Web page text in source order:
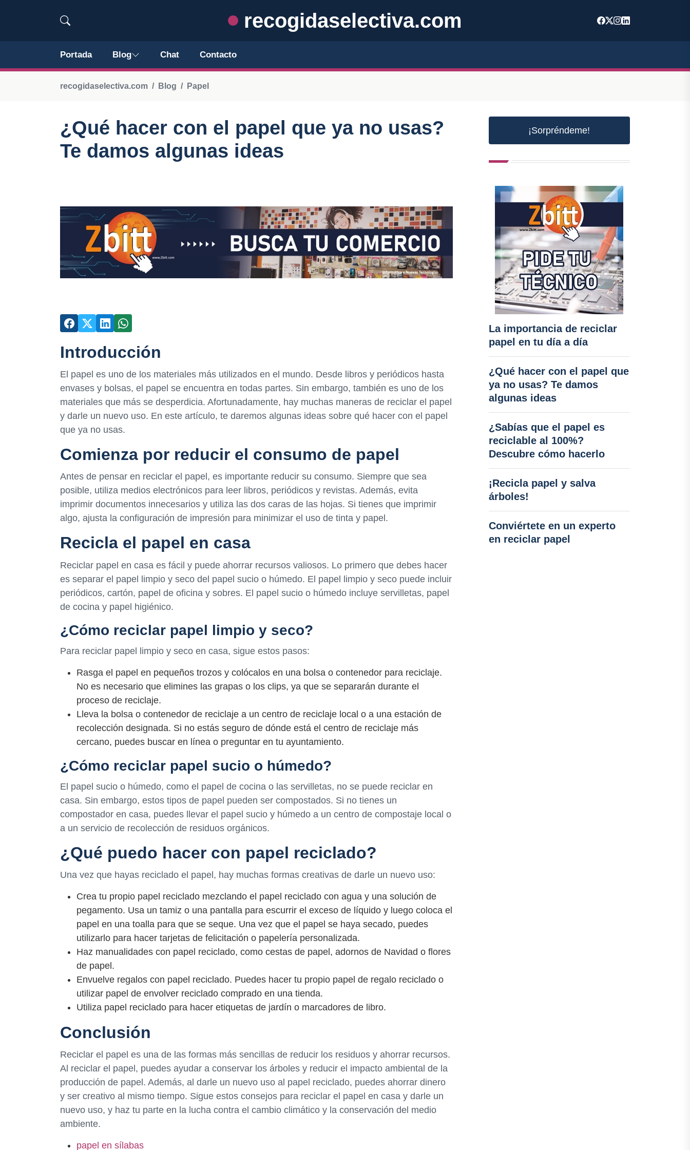
recogidaselectiva.com
Portada Blog Chat Contacto
recogidaselectiva.com Blog Papel
¿Qué hacer con el papel que ya no usas?
Te damos algunas ideas
Introducción
El papel es uno de los materiales más utilizados en el mundo. Desde libros y periódicos hasta
envases y bolsas, el papel se encuentra en todas partes. Sin embargo, también es uno de los
materiales que más se desperdicia. Afortunadamente, hay muchas maneras de reciclar el papel
y darle un nuevo uso. En este artículo, te daremos algunas ideas sobre qué hacer con el papel
que ya no usas.
Comienza por reducir el consumo de papel
Antes de pensar en reciclar el papel, es importante reducir su consumo. Siempre que sea
posible, utiliza medios electrónicos para leer libros, periódicos y revistas. Además, evita
imprimir documentos innecesarios y utiliza las dos caras de las hojas. Si tienes que imprimir
algo, ajusta la configuración de impresión para minimizar el uso de tinta y papel.
Recicla el papel en casa
Reciclar papel en casa es fácil y puede ahorrar recursos valiosos. Lo primero que debes hacer
es separar el papel limpio y seco del papel sucio o húmedo. El papel limpio y seco puede incluir
periódicos, cartón, papel de oficina y sobres. El papel sucio o húmedo incluye servilletas, papel
de cocina y papel higiénico.
¿Cómo reciclar papel limpio y seco?
Para reciclar papel limpio y seco en casa, sigue estos pasos:
Rasga el papel en pequeños trozos y colócalos en una bolsa o contenedor para reciclaje.
No es necesario que elimines las grapas o los clips, ya que se separarán durante el
proceso de reciclaje.
Lleva la bolsa o contenedor de reciclaje a un centro de reciclaje local o a una estación de
recolección designada. Si no estás seguro de dónde está el centro de reciclaje más
cercano, puedes buscar en línea o preguntar en tu ayuntamiento.
¿Cómo reciclar papel sucio o húmedo?
El papel sucio o húmedo, como el papel de cocina o las servilletas, no se puede reciclar en
casa. Sin embargo, estos tipos de papel pueden ser compostados. Si no tienes un
compostador en casa, puedes llevar el papel sucio y húmedo a un centro de compostaje local o
a un servicio de recolección de residuos orgánicos.
¿Qué puedo hacer con papel reciclado?
Una vez que hayas reciclado el papel, hay muchas formas creativas de darle un nuevo uso:
Crea tu propio papel reciclado mezclando el papel reciclado con agua y una solución de
pegamento. Usa un tamiz o una pantalla para escurrir el exceso de líquido y luego coloca el
papel en una toalla para que se seque. Una vez que el papel se haya secado, puedes
utilizarlo para hacer tarjetas de felicitación o papelería personalizada.
Haz manualidades con papel reciclado, como cestas de papel, adornos de Navidad o flores
de papel.
Envuelve regalos con papel reciclado. Puedes hacer tu propio papel de regalo reciclado o
utilizar papel de envolver reciclado comprado en una tienda.
Utiliza papel reciclado para hacer etiquetas de jardín o marcadores de libro.
Conclusión
Reciclar el papel es una de las formas más sencillas de reducir los residuos y ahorrar recursos.
Al reciclar el papel, puedes ayudar a conservar los árboles y reducir el impacto ambiental de la
producción de papel. Además, al darle un nuevo uso al papel reciclado, puedes ahorrar dinero
y ser creativo al mismo tiempo. Sigue estos consejos para reciclar el papel en casa y darle un
nuevo uso, y haz tu parte en la lucha contra el cambio climático y la conservación del medio
ambiente.
papel en sílabas
¡Sorpréndeme!
La importancia de reciclar
papel en tu día a día
¿Qué hacer con el papel que
ya no usas? Te damos
algunas ideas
¿Sabías que el papel es
reciclable al 100%?
Descubre cómo hacerlo
¡Recicla papel y salva
árboles!
Conviértete en un experto
en reciclar papel